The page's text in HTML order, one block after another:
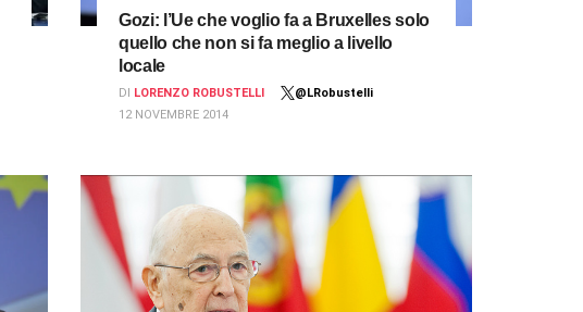
Gozi: l’Ue che voglio fa a Bruxelles solo
quello che non si fa meglio a livello
locale
DI LORENZO ROBUSTELLI
@LRobustelli
12 NOVEMBRE 2014